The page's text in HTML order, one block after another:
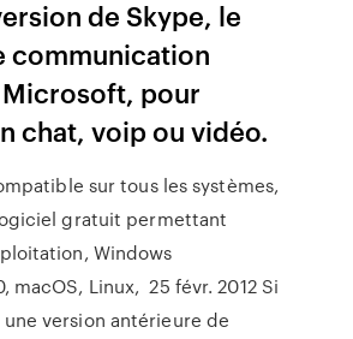
de Skype, le
communication
pour
chat, voip ou vidéo.
sur tous les systèmes,
gratuit permettant
Windows
macOS, Linux, 25 févr. 2012 Si
version antérieure de